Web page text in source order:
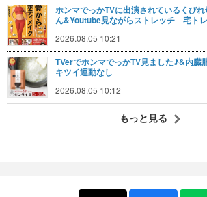
ホンマでっかTVに出演されているくび
ん&Youtube見ながらストレッチ 宅ト
2026.08.05 10:21
TVerでホンマでっかTV見ました♪&内臓
キツイ運動なし
2026.08.05 10:12
もっと見る